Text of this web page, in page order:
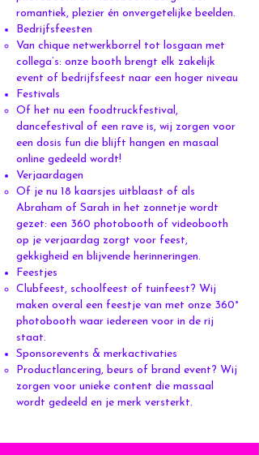
romantiek, plezier én onvergetelijke beelden.
Bedrijfsfeesten
Van chique netwerkborrel tot losgaan met
collega’s: onze booth brengt elk zakelijk
event of bedrijfsfeest naar een hoger niveau
Festivals
Of het nu een foodtruckfestival,
dancefestival of een rave is, wij zorgen voor
een dosis fun die blijft hangen en masaal
online gedeeld wordt!
Verjaardagen
Of je nu 18 kaarsjes uitblaast of als
Abraham of Sarah in het zonnetje wordt
gezet: een 360 photobooth of videobooth
op je verjaardag zorgt voor feest,
gekkigheid en blijvende herinneringen.
Feestjes
Clubfeest, schoolfeest of tuinfeest? Wij
maken overal een feestje van met onze 360°
photobooth waar iedereen voor in de rij
staat.
Sponsorevents & merkactivaties
Productlancering, beurs of brand event? Wij
zorgen voor unieke content die massaal
wordt gedeeld en je merk versterkt.